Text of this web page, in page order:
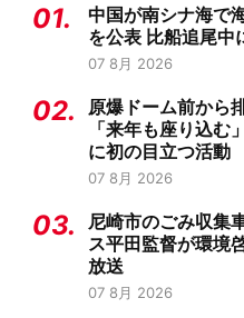
01.
中国が南シナ海で
を公表 比船追尾中
07 8月 2026
02.
原爆ドーム前から
「来年も座り込
に初の目立つ活動
07 8月 2026
03.
尼崎市のごみ収集
ス平田監督が環境
放送
07 8月 2026